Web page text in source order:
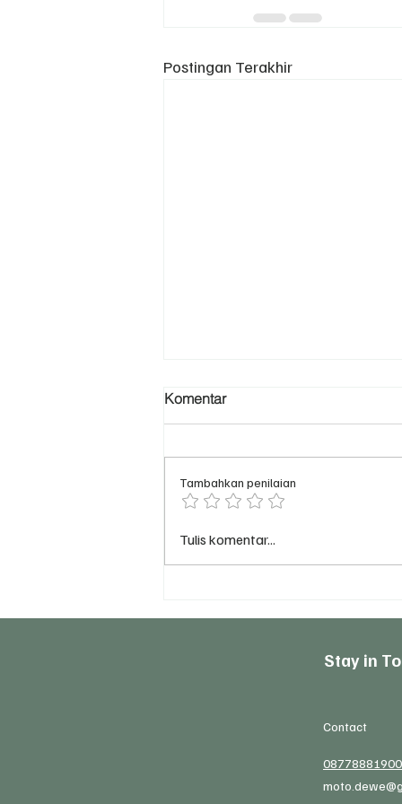
Postingan Terakhir
Biar Nggak Kena Mental: 5
Komentar
Tambahkan penilaian
Tulis komentar...
Stay in
Contact